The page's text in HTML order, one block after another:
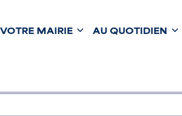
VOTRE MAIRIE AU QUOTIDIEN